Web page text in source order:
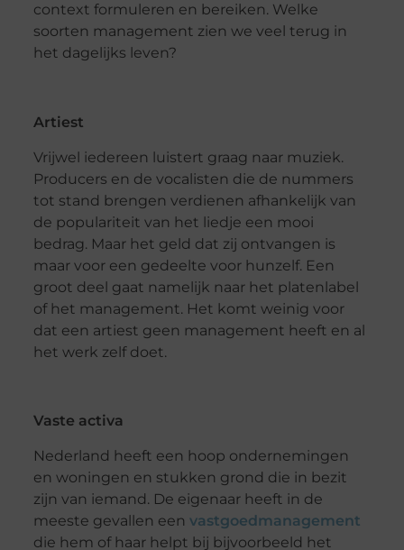
context formuleren en bereiken. Welke
soorten management zien we veel terug in
het dagelijks leven?
Artiest
Vrijwel iedereen luistert graag naar muziek.
Producers en de vocalisten die de nummers
tot stand brengen verdienen afhankelijk van
de populariteit van het liedje een mooi
bedrag. Maar het geld dat zij ontvangen is
maar voor een gedeelte voor hunzelf. Een
groot deel gaat namelijk naar het platenlabel
of het management. Het komt weinig voor
dat een artiest geen management heeft en al
het werk zelf doet.
Vaste activa
Nederland heeft een hoop ondernemingen
en woningen en stukken grond die in bezit
zijn van iemand. De eigenaar heeft in de
meeste gevallen een vastgoedmanagement
die hem of haar helpt bij bijvoorbeeld het